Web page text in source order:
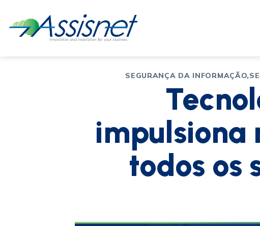
SEGURANÇA DA INFORMAÇÃO,
impulsiona
todos os